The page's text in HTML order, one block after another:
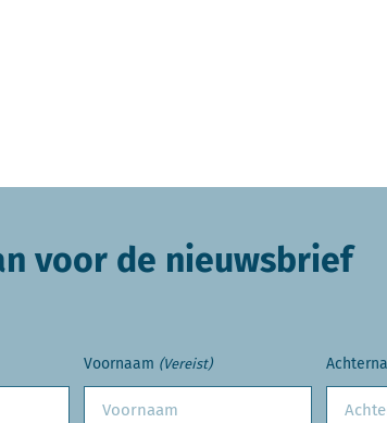
voor de nieuwsbrief
Voornaam (Vereist)